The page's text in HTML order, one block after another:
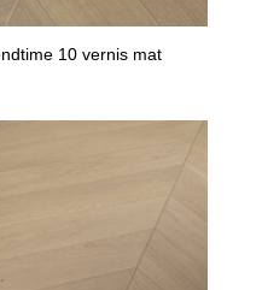
10 vernis mat